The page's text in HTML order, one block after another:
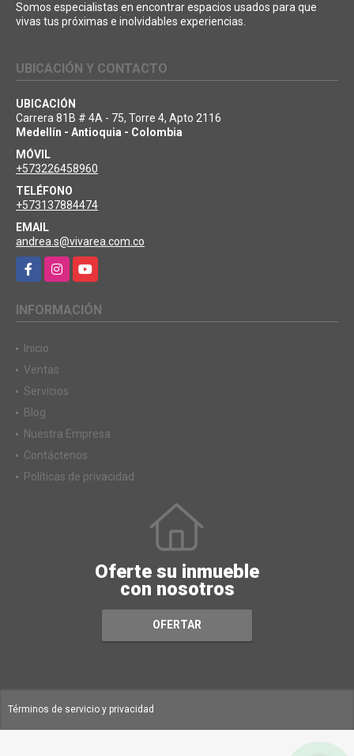
Somos especialistas en encontrar espacios usados para que
vivas tus próximas e inolvidables experiencias.
UBICACIÓN Y CONTACTO
UBICACIÓN
Carrera 81B # 4A - 75, Torre 4, Apto 2116
Medellín - Antioquia - Colombia
MÓVIL
+573226458960
TELÉFONO
+573137884474
EMAIL
andrea.s@vivarea.com.co
FacebookInstagramYouTube
INFORMACIÓN
Inicio
Ventas
Servicios
Blog
Nuestra Empresa
Contáctenos
Políticas de privacidad
Oferte su inmueble
con nosotros
OFERTAR
Términos de servicio y privacidad